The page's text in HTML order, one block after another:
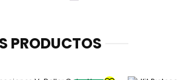
PRODUCTOS